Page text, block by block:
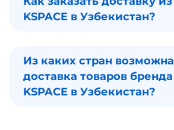
KSPACE в Узбекистан?
Из каких стран возможна
доставка товаров бренда
KSPACE в Узбекистан?